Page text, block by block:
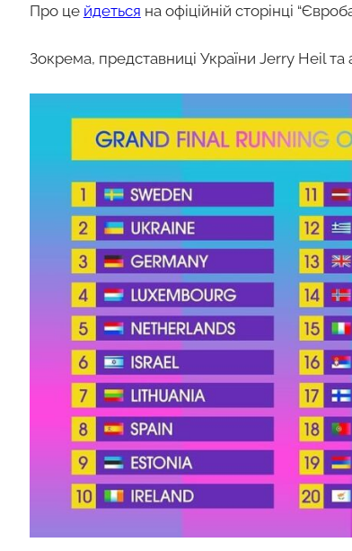
Про це йдеться на офіційній сторінці
Зокрема, представниці України Jerry Heil